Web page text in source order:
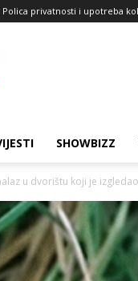
Polica privatnosti i upotreba
SHOWBIZZ
u dvorištu koji je